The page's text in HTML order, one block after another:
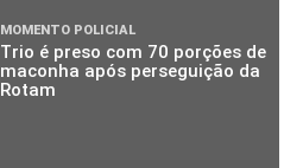
MOMENTO POLICIAL
Trio é preso com 70 porções de
maconha após perseguição da
Rotam